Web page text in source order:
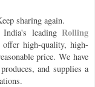
sharing again.
leading Rolling
high-quality, high-
price. We have
and supplies a